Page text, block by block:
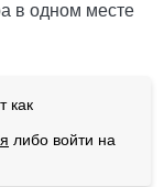
в одном месте
как
либо войти на